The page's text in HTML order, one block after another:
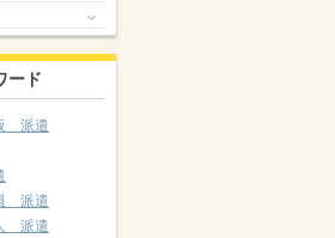
ード
派遣
派遣
派遣